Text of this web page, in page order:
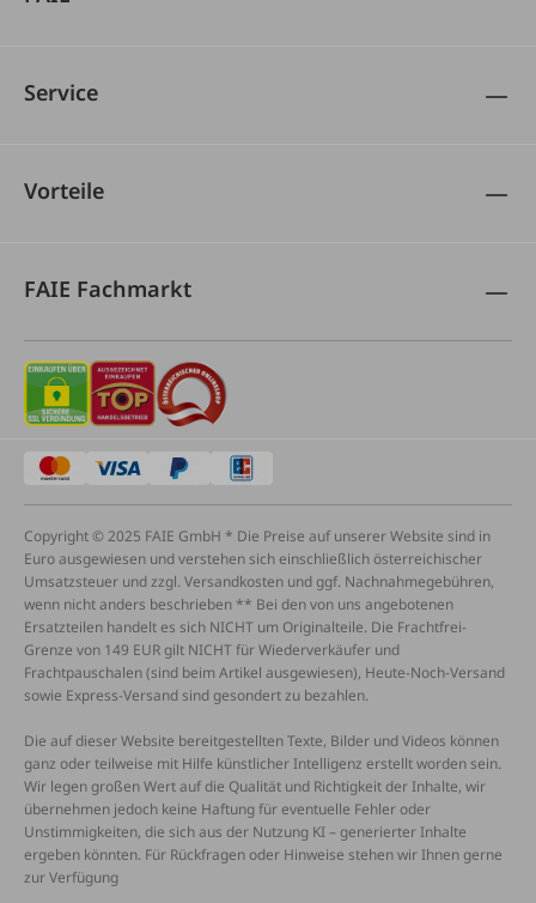
Service
Vorteile
FAIE Fachmarkt
Copyright © 2025 FAIE GmbH * Die Preise auf unserer Website sind in
Euro ausgewiesen und verstehen sich einschließlich österreichischer
Umsatzsteuer und zzgl. Versandkosten und ggf. Nachnahmegebühren,
wenn nicht anders beschrieben ** Bei den von uns angebotenen
Ersatzteilen handelt es sich NICHT um Originalteile. Die Frachtfrei-
Grenze von 149 EUR gilt NICHT für Wiederverkäufer und
Frachtpauschalen (sind beim Artikel ausgewiesen), Heute-Noch-Versand
sowie Express-Versand sind gesondert zu bezahlen.
Die auf dieser Website bereitgestellten Texte, Bilder und Videos können
ganz oder teilweise mit Hilfe künstlicher Intelligenz erstellt worden sein.
Wir legen großen Wert auf die Qualität und Richtigkeit der Inhalte, wir
übernehmen jedoch keine Haftung für eventuelle Fehler oder
Unstimmigkeiten, die sich aus der Nutzung KI – generierter Inhalte
ergeben könnten. Für Rückfragen oder Hinweise stehen wir Ihnen gerne
zur Verfügung